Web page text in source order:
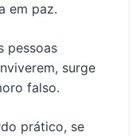
em paz.
pessoas
surge
falso.
prático, se